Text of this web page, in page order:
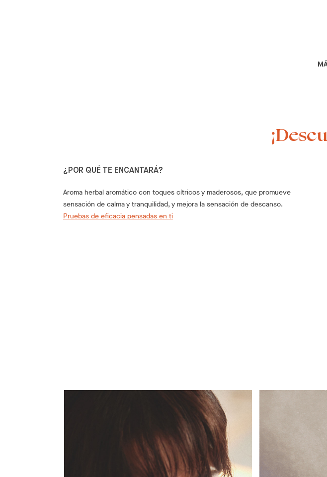
¿POR QUÉ TE ENCANTARÁ?
Aroma herbal aromático con toques cítricos y maderosos, que promueve
sensación de calma y tranquilidad, y mejora la sensación de descanso.
Pruebas de eficacia pensadas en ti